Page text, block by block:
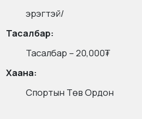
эрэгтэй/
Тасалбар:
Тасалбар – 20,000₮
Хаана:
Спортын Төв Ордон